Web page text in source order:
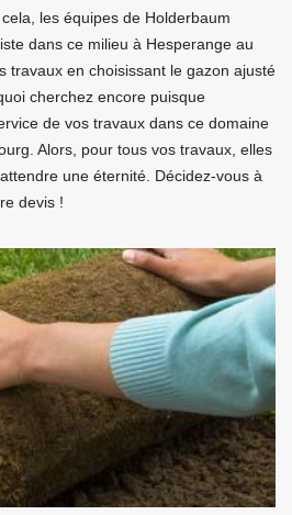
les équipes de Holderbaum
dans ce milieu à Hesperange au
travaux en choisissant le gazon ajusté
cherchez encore puisque
de vos travaux dans ce domaine
Alors, pour tous vos travaux, elles
une éternité. Décidez-vous à
devis !